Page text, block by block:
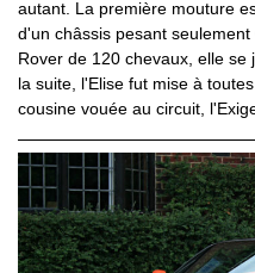
autant. La première mouture
d'un châssis pesant
Rover de 120 chevaux, elle
la suite, l'Elise fut mise à
cousine vouée au circuit,